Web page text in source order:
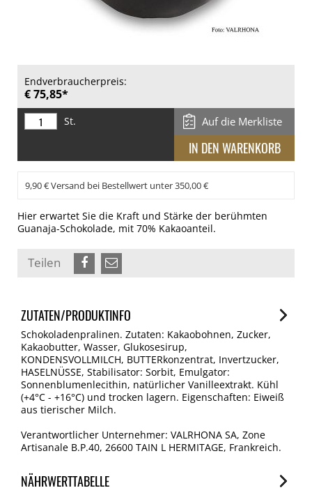
Endverbraucherpreis:
€ 75,85*
St. Auf die Merkliste
9,90 € Versand bei Bestellwert unter 350,00 €
Hier erwartet Sie die Kraft und Stärke der berühmten
Guanaja-Schokolade, mit 70% Kakaoanteil.
Teilen
ZUTATEN/PRODUKTINFO
Schokoladenpralinen. Zutaten: Kakaobohnen, Zucker,
Kakaobutter, Wasser, Glukosesirup,
KONDENSVOLLMILCH, BUTTERkonzentrat, Invertzucker,
HASELNÜSSE, Stabilisator: Sorbit, Emulgator:
Sonnenblumenlecithin, natürlicher Vanilleextrakt. Kühl
(+4°C - +16°C) und trocken lagern. Eigenschaften: Eiweiß
aus tierischer Milch.
Verantwortlicher Unternehmer: VALRHONA SA, Zone
Artisanale B.P.40, 26600 TAIN L HERMITAGE, Frankreich.
NÄHRWERTTABELLE